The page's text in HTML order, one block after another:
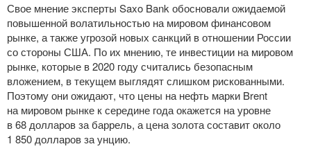
Свое мнение эксперты Saxo Bank обосновали ожидаемой
повышенной волатильностью на мировом финансовом
рынке, а также угрозой новых санкций в отношении России
со стороны США. По их мнению, те инвестиции на мировом
рынке, которые в 2020 году считались безопасным
вложением, в текущем выглядят слишком рискованными.
Поэтому они ожидают, что цены на нефть марки Brent
на мировом рынке к середине года окажется на уровне
в 68 долларов за баррель, а цена золота составит около
1 850 долларов за унцию.